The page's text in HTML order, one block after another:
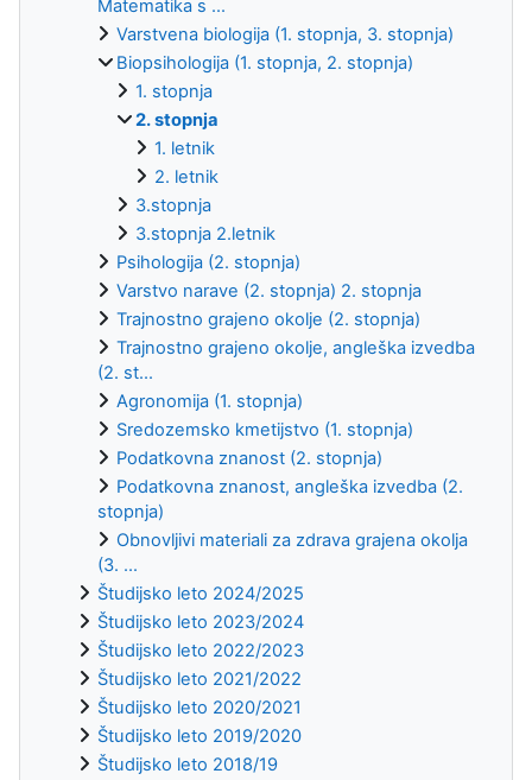
Matematika s ...
Varstvena biologija (1. stopnja, 3. stopnja)
Biopsihologija (1. stopnja, 2. stopnja)
1. stopnja
2. stopnja
1. letnik
2. letnik
3.stopnja
3.stopnja 2.letnik
Psihologija (2. stopnja)
Varstvo narave (2. stopnja) 2. stopnja
Trajnostno grajeno okolje (2. stopnja)
Trajnostno grajeno okolje, angleška izvedba
(2. st...
Agronomija (1. stopnja)
Sredozemsko kmetijstvo (1. stopnja)
Podatkovna znanost (2. stopnja)
Podatkovna znanost, angleška izvedba (2.
stopnja)
Obnovljivi materiali za zdrava grajena okolja
(3. ...
Študijsko leto 2024/2025
Študijsko leto 2023/2024
Študijsko leto 2022/2023
Študijsko leto 2021/2022
Študijsko leto 2020/2021
Študijsko leto 2019/2020
Študijsko leto 2018/19